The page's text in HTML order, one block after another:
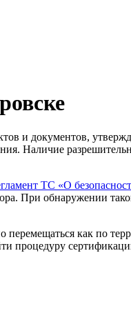
и документов,
Наличие
ТС «О
При обнаружении
как по
процедуру